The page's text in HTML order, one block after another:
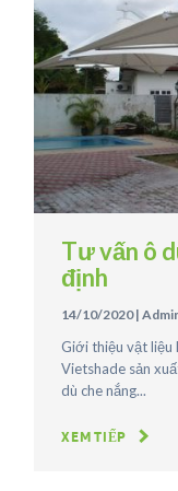
Tư vấn ô
định
14/10/2020|
Giới thiệu vật liệu
Vietshade sản
dù che nắng...
XEM TIẾP